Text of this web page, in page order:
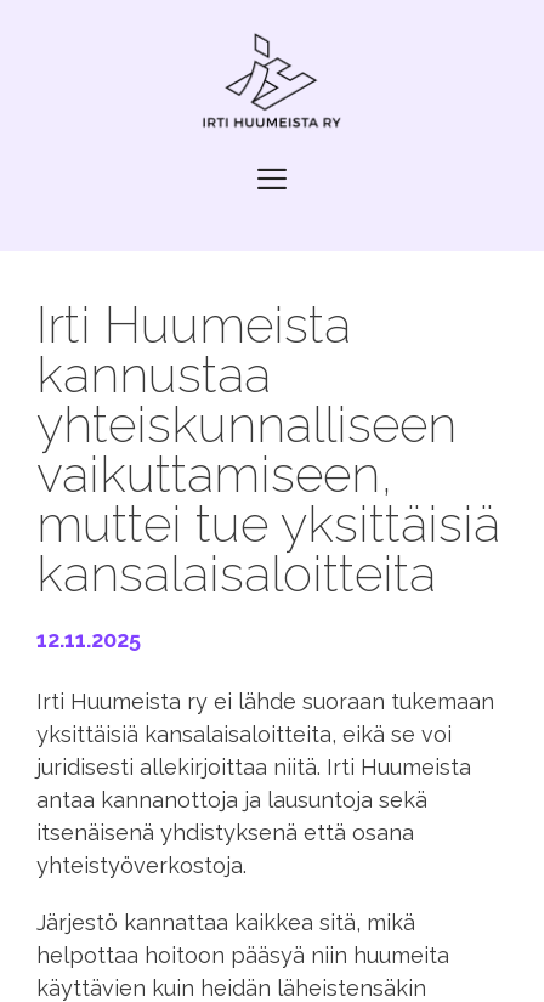
Irti Huumeista
kannustaa
yhteiskunnalliseen
vaikuttamiseen,
muttei tue yksittäisiä
kansalaisaloitteita
12.11.2025
Irti Huumeista ry ei lähde suoraan tukemaan
yksittäisiä kansalaisaloitteita, eikä se voi
juridisesti allekirjoittaa niitä. Irti Huumeista
antaa kannanottoja ja lausuntoja sekä
itsenäisenä yhdistyksenä että osana
yhteistyöverkostoja.
Järjestö kannattaa kaikkea sitä, mikä
helpottaa hoitoon pääsyä niin huumeita
käyttävien kuin heidän läheistensäkin